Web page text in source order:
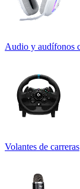
Audio y audífonos
Volantes de carreras